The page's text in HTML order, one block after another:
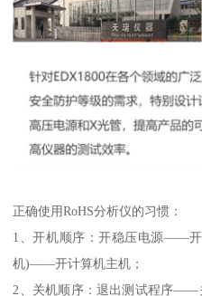
正确使用RoHS分析仪的习惯：
1、开机顺序：开稳压电源——
机)——开计算机主机；
2、关机顺序：退出测试程序